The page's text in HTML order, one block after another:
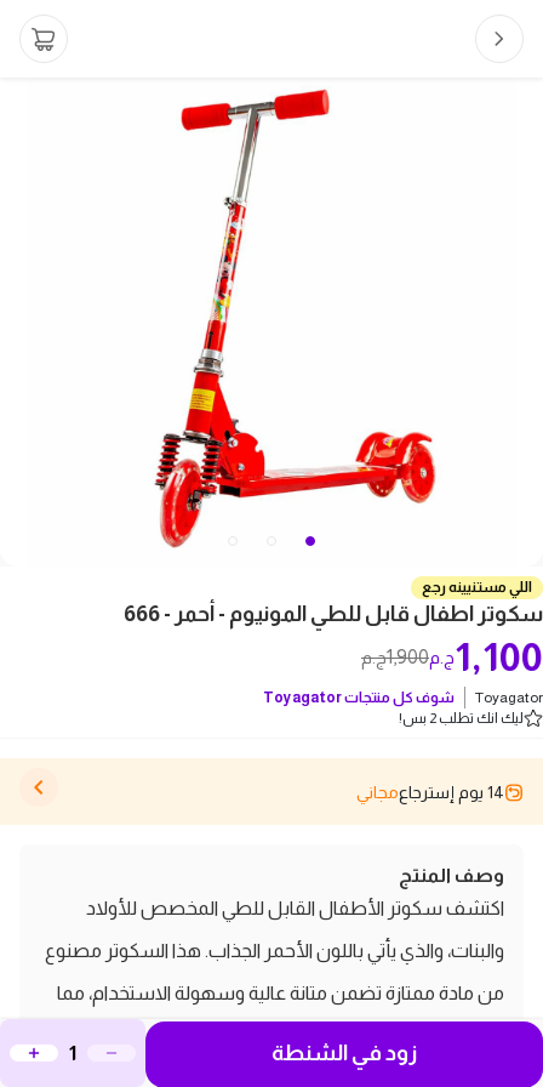
اللي مستنيينه رجع
سكوتر اطفال قابل للطي المونيوم - أحمر - 666
1,900ج.م 1,100ج.م
Toyagator شوف كل منتجاتToyagator
ليك انك تطلب 2 بس!
14 يوم إسترجاع مجاني
وصف المنتج
اكتشف سكوتر الأطفال القابل للطي المخصص للأولاد
والبنات، والذي يأتي باللون الأحمر الجذاب. هذا السكوتر مصنوع
من مادة ممتازة تضمن متانة عالية وسهولة الاستخدام، مما
يجعله الخيار المثالي للأطفال من عمر 5 إلى 6 سنوات. يتميز
سكوتر المونيوم 666 بعجلاته خفيفة الوزن 3B، مما يوفر تجربة
زود في الشنطة